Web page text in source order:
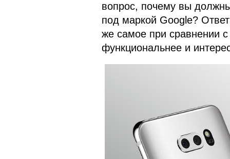
вопрос, почему вы
под маркой Google?
же самое при сравнении
функциональнее и